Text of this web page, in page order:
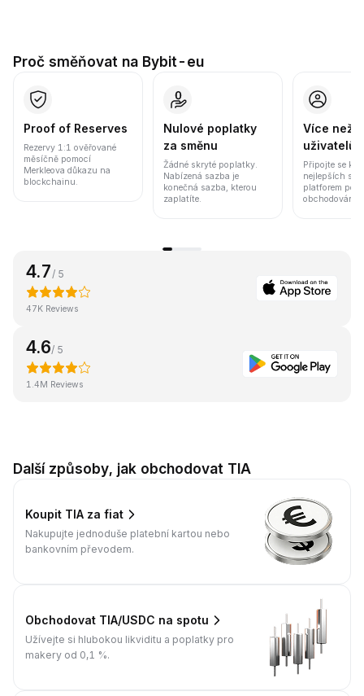
Proč směňovat na Bybit-eu
Proof of Reserves
Rezervy 1:1 ověřované
měsíčně pomocí
Merkleova důkazu na
blockchainu.
Nulové poplatky
za směnu
Žádné skryté poplatky.
Nabízená sazba je
konečná sazba, kterou
zaplatíte.
Více než
uživatelů
Připojte se k
nejlepších
platforem
obchodování
4.7 / 5
47K Reviews
4.6/ 5
1.4M Reviews
Další způsoby, jak obchodovat TIA
Koupit TIA za fiat
Nakupujte jednoduše platební kartou nebo
bankovním převodem.
Obchodovat TIA/USDC na spotu
Užívejte si hlubokou likviditu a poplatky pro
makery od 0,1 %.